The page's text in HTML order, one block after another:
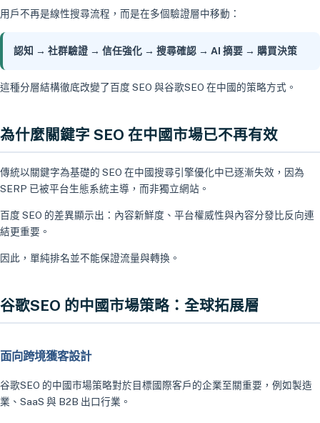
用戶不再是線性搜尋流程，而是在多個驗證層中移動：
認知 → 社群驗證 → 信任強化 → 搜尋確認 → AI 摘要 → 購買決策
這種分層結構徹底改變了百度 SEO 與谷歌SEO 在中國的策略方式。
為什麼關鍵字 SEO 在中國市場已不再有效
傳統以關鍵字為基礎的 SEO 在中國搜尋引擎優化中已逐漸失效，因為
SERP 已被平台生態系統主導，而非獨立網站。
百度 SEO 的差異顯示出：內容新鮮度、平台權威性與內容分發比反向連
結更重要。
因此，單純排名並不能保證流量與轉換。
谷歌SEO 的中國市場策略：全球拓展層
面向跨境獲客設計
谷歌SEO 的中國市場策略對於目標國際客戶的企業至關重要，例如製造
業、SaaS 與 B2B 出口行業。